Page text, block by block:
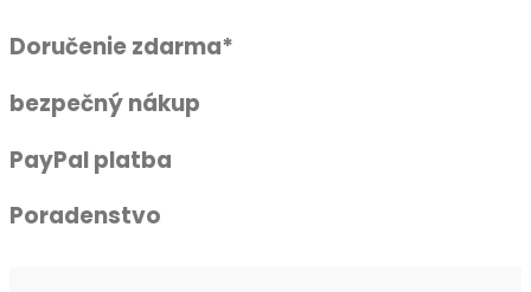
Doručenie zdarma*
bezpečný nákup
PayPal platba
Poradenstvo